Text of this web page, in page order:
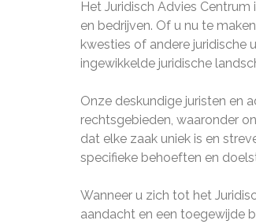
Het Juridisch Advies
en bedrijven. Of u nu te
kwesties of andere juridische
ingewikkelde juridische
Onze deskundige juristen en
rechtsgebieden, waaronder
dat elke zaak uniek is en
specifieke behoeften en
Wanneer u zich tot het
aandacht en een toegewijde